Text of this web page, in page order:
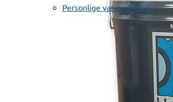
Personlige værnemidler